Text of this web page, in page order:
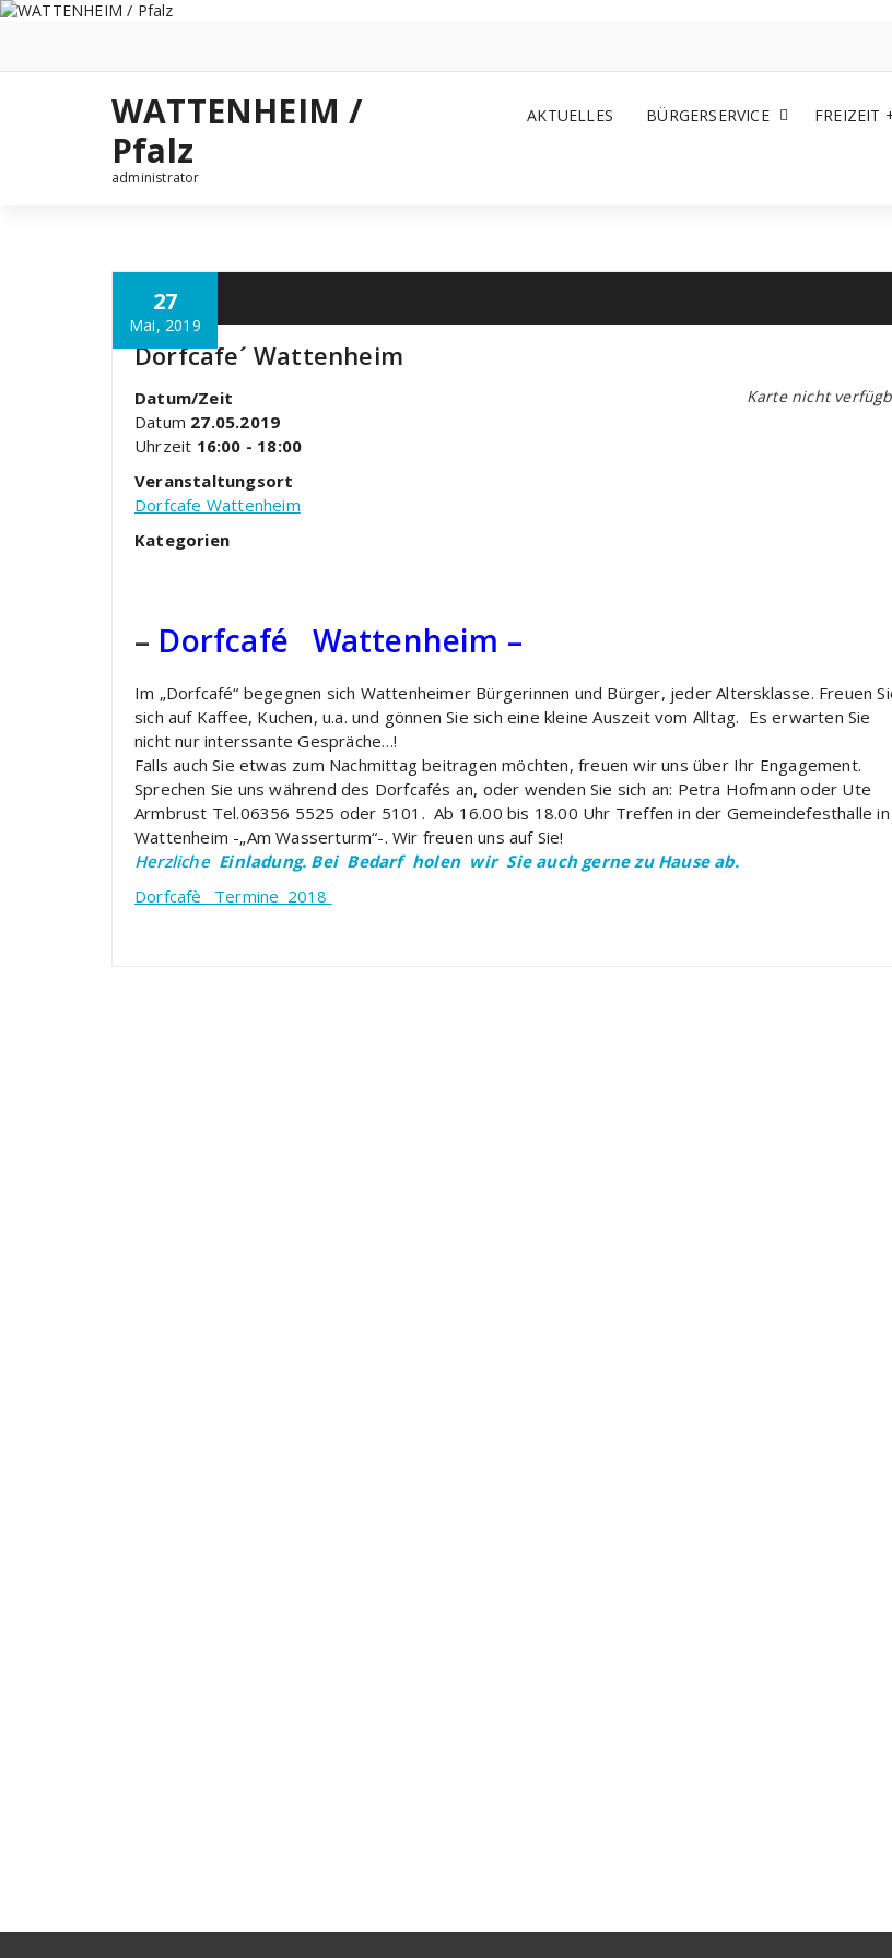
Zum
WATTENHEIM /
Pfalz
administrator
AKTUELLES BÜRGERSERVICE FREIZEIT
27
Mai, 2019
Dorfcafe´ Wattenheim
Karte nicht
Datum/Zeit
Datum 27.05.2019
Uhrzeit 16:00 - 18:00
Veranstaltungsort
Dorfcafe Wattenheim
Kategorien
– Dorfcafé Wattenheim –
Im „Dorfcafé“ begegnen sich Wattenheimer Bürgerinnen und Bürger, jeder Altersklasse. Freuen
sich auf Kaffee, Kuchen, u.a. und gönnen Sie sich eine kleine Auszeit vom Alltag. Es erwarten Sie
nicht nur interssante Gespräche…!
Falls auch Sie etwas zum Nachmittag beitragen möchten, freuen wir uns über Ihr Engagement.
Sprechen Sie uns während des Dorfcafés an, oder wenden Sie sich an: Petra Hofmann oder Ute
Armbrust Tel.06356 5525 oder 5101. Ab 16.00 bis 18.00 Uhr Treffen in der Gemeindefesthalle in
Wattenheim -„Am Wasserturm“-. Wir freuen uns auf Sie!
Herzliche Einladung. Bei Bedarf holen wir Sie auch gerne zu Hause ab.
Dorfcafè_ Termine_2018